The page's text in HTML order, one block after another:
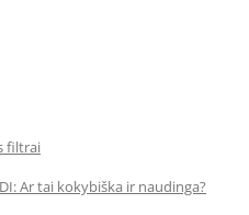
filtrai
Ar tai kokybiška ir naudinga?